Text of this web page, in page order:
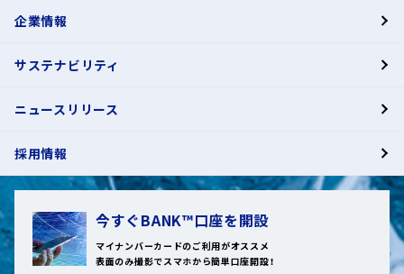
企業情報
サステナビリティ
ニュースリリース
採用情報
今すぐBANK™口座を開設
マイナンバーカードのご利用がオススメ
表面のみ撮影でスマホから簡単口座開設！